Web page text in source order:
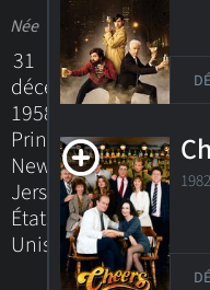
Née
31
décembre
1958
Princeton,
New
Jersey,
États-
Unis